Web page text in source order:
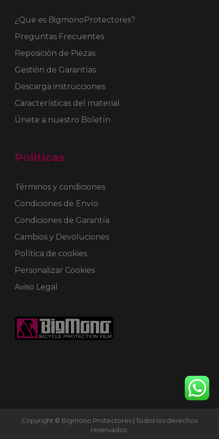
¿Que es BigmonoProtectores?
Preguntas Frecuentes
Reposición de Piezas
Gestión de Garantías
Descarga instrucciones
Características del material
Únete a nuestro Boletín
Politicas
Términos y condiciones
Condiciones de Envío
Condiciones de Garantía
Cambios y Devoluciones
Política de cookies
Personalizar Cookies
Aviso Legal
Copyright © Bigmono Protectores | Todos los derechos
reservados.